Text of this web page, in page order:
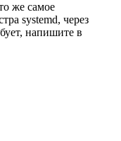
же самое
systemd, через
напишите в